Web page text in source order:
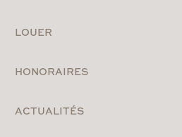
LOUER
HONORAIRES
ACTUALITÉS